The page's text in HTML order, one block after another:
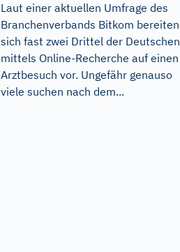
Laut einer aktuellen Umfrage des
Branchenverbands Bitkom bereiten
sich fast zwei Drittel der Deutschen
mittels Online-Recherche auf einen
Arztbesuch vor. Ungefähr genauso
viele suchen nach dem...